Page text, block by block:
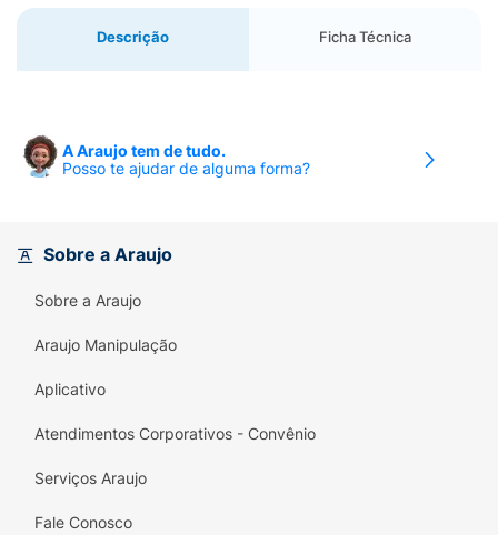
Descrição Ficha Técnica
A Araujo tem de tudo.
Posso te ajudar de alguma forma?
Sobre a Araujo
Sobre a Araujo
Araujo Manipulação
Aplicativo
Atendimentos Corporativos - Convênio
Serviços Araujo
Fale Conosco